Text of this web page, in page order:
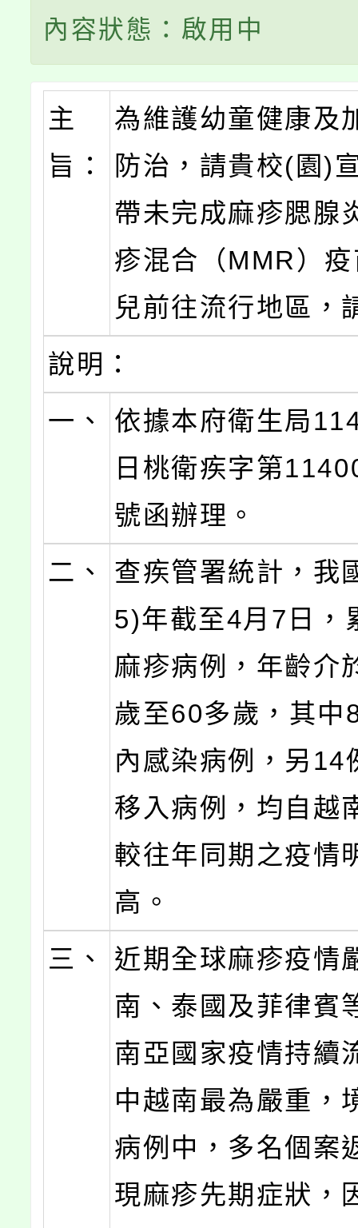
內容狀態：啟用中
主
旨：
為維護幼童健康及
防治，請貴校(園)
帶未完成麻疹腮腺
疹混合（MMR）
兒前往流行地區，
說明：
一、
依據本府衛生局
日桃衛疾字第
號函辦理。
二、
查疾管署統計，我
5)年截至4月7日，
麻疹病例，年齡介
歲至60多歲，其中
內感染病例，另14
移入病例，均自越
較往年同期之疫情
高。
三、
近期全球麻疹疫情
南、泰國及菲律賓
南亞國家疫情持續
中越南最為嚴重，
病例中，多名個案
現麻疹先期症狀，